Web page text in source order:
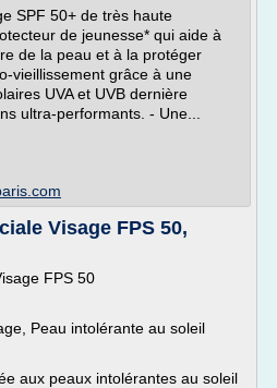
SPF 50+ de très haute
de jeunesse* qui aide à
de la peau et à la protéger
vieillissement grâce à une
UVA et UVB dernière
ultra-performants. - Une...
Visage FPS 50,
FPS 50
Peau intolérante au soleil
aux peaux intolérantes au soleil